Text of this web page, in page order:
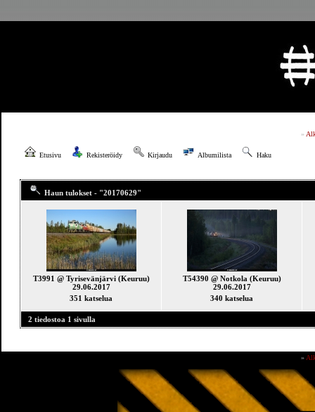
»
Etusivu Rekisteröidy Kirjaudu Albumilista Haku
Haun tulokset - "20170629"
T3991 @ Tyrisevänjärvi (Keuruu)
29.06.2017
351 katselua
T54390 @ Notkola (Keuruu)
29.06.2017
340 katselua
2 tiedostoa 1 sivulla
»